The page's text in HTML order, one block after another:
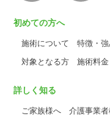
初めての方へ
施術について 特徴・
対象となる方
施術料金
詳しく知る
ご家族様へ 介護事業